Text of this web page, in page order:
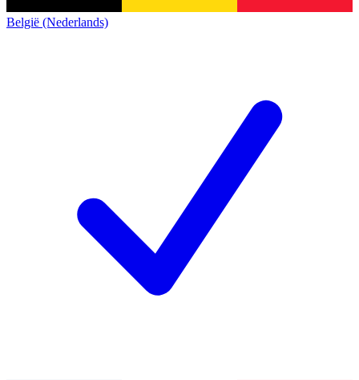
België (Nederlands)